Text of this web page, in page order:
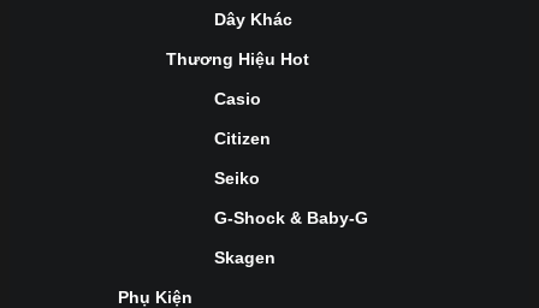
Dây Khác
Thương Hiệu Hot
Casio
Citizen
Seiko
G-Shock & Baby-G
Skagen
Phụ Kiện